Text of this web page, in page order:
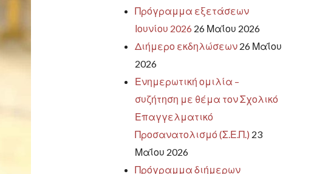
Πρόγραμμα εξετάσεων
Ιουνίου 2026 26 Μαΐου 2026
Διήμερο εκδηλώσεων 26 Μαΐου
2026
Ενημερωτική ομιλία –
συζήτηση με θέμα τον Σχολικό
Επαγγελματικό
Προσανατολισμό (Σ.Ε.Π.) 23
Μαΐου 2026
Πρόγραμμα διήμερων